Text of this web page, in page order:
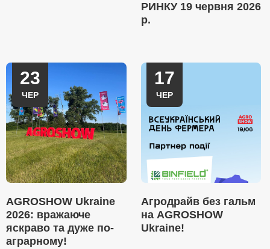
РИНКУ 19 червня 2026
р.
23
ЧЕР
AGROSHOW Ukraine
2026: вражаюче
яскраво та дуже по-
аграрному!
17
ЧЕР
Агродрайв без гальм
на AGROSHOW
Ukraine!